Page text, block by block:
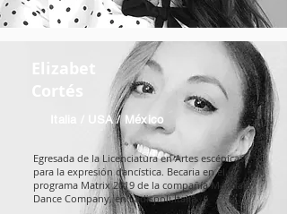
Italia / USA / México
Egresada de la Licenciatura en Artes escénicas
para la expresión dancística. Becaria en el
programa Matrix 2019 de la compañía Mandala
Dance Company, en Ladispoli,Italia